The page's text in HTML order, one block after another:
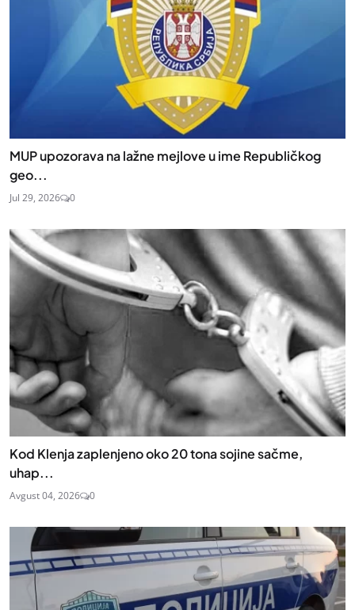
MUP upozorava na lažne mejlove u ime Republičkog
geo...
Jul 29, 2026 0
Kod Klenja zaplenjeno oko 20 tona sojine sačme,
uhap...
Avgust 04, 2026 0